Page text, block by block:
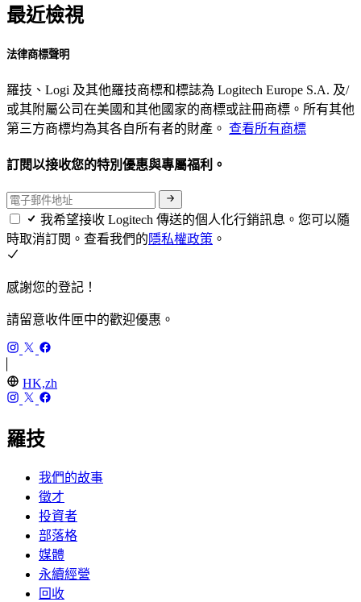
最近檢視
法律商標聲明
羅技、Logi 及其他羅技商標和標誌為 Logitech Europe S.A. 及/
或其附屬公司在美國和其他國家的商標或註冊商標。所有其他
第三方商標均為其各自所有者的財產。 查看所有商標
訂閱以接收您的特別優惠與專屬福利。
我希望接收 Logitech 傳送的個人化行銷訊息。您可以隨
時取消訂閱。查看我們的隱私權政策 。
感謝您的登記！
請留意收件匣中的歡迎優惠。
HK,zh
羅技
我們的故事
徵才
投資者
部落格
媒體
永續經營
回收